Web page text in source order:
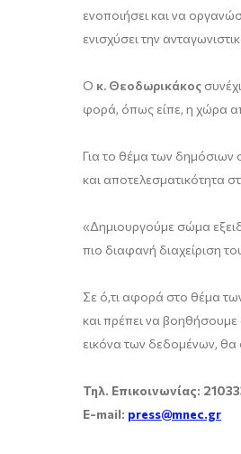
ενοποιήσει και να
ενισχύσει την
Ο κ. Θεοδωρικάκος
φορά, όπως είπε, η χώρα
Για το θέμα των
και αποτελεσματικότητα
«Δημιουργούμε σώμα
πιο διαφανή διαχείριση
Σε ό,τι αφορά στο θέμα
και πρέπει να
εικόνα των δεδομένων, θα
Τηλ. Επικοινωνίας:
E-mail: press@mnec.gr